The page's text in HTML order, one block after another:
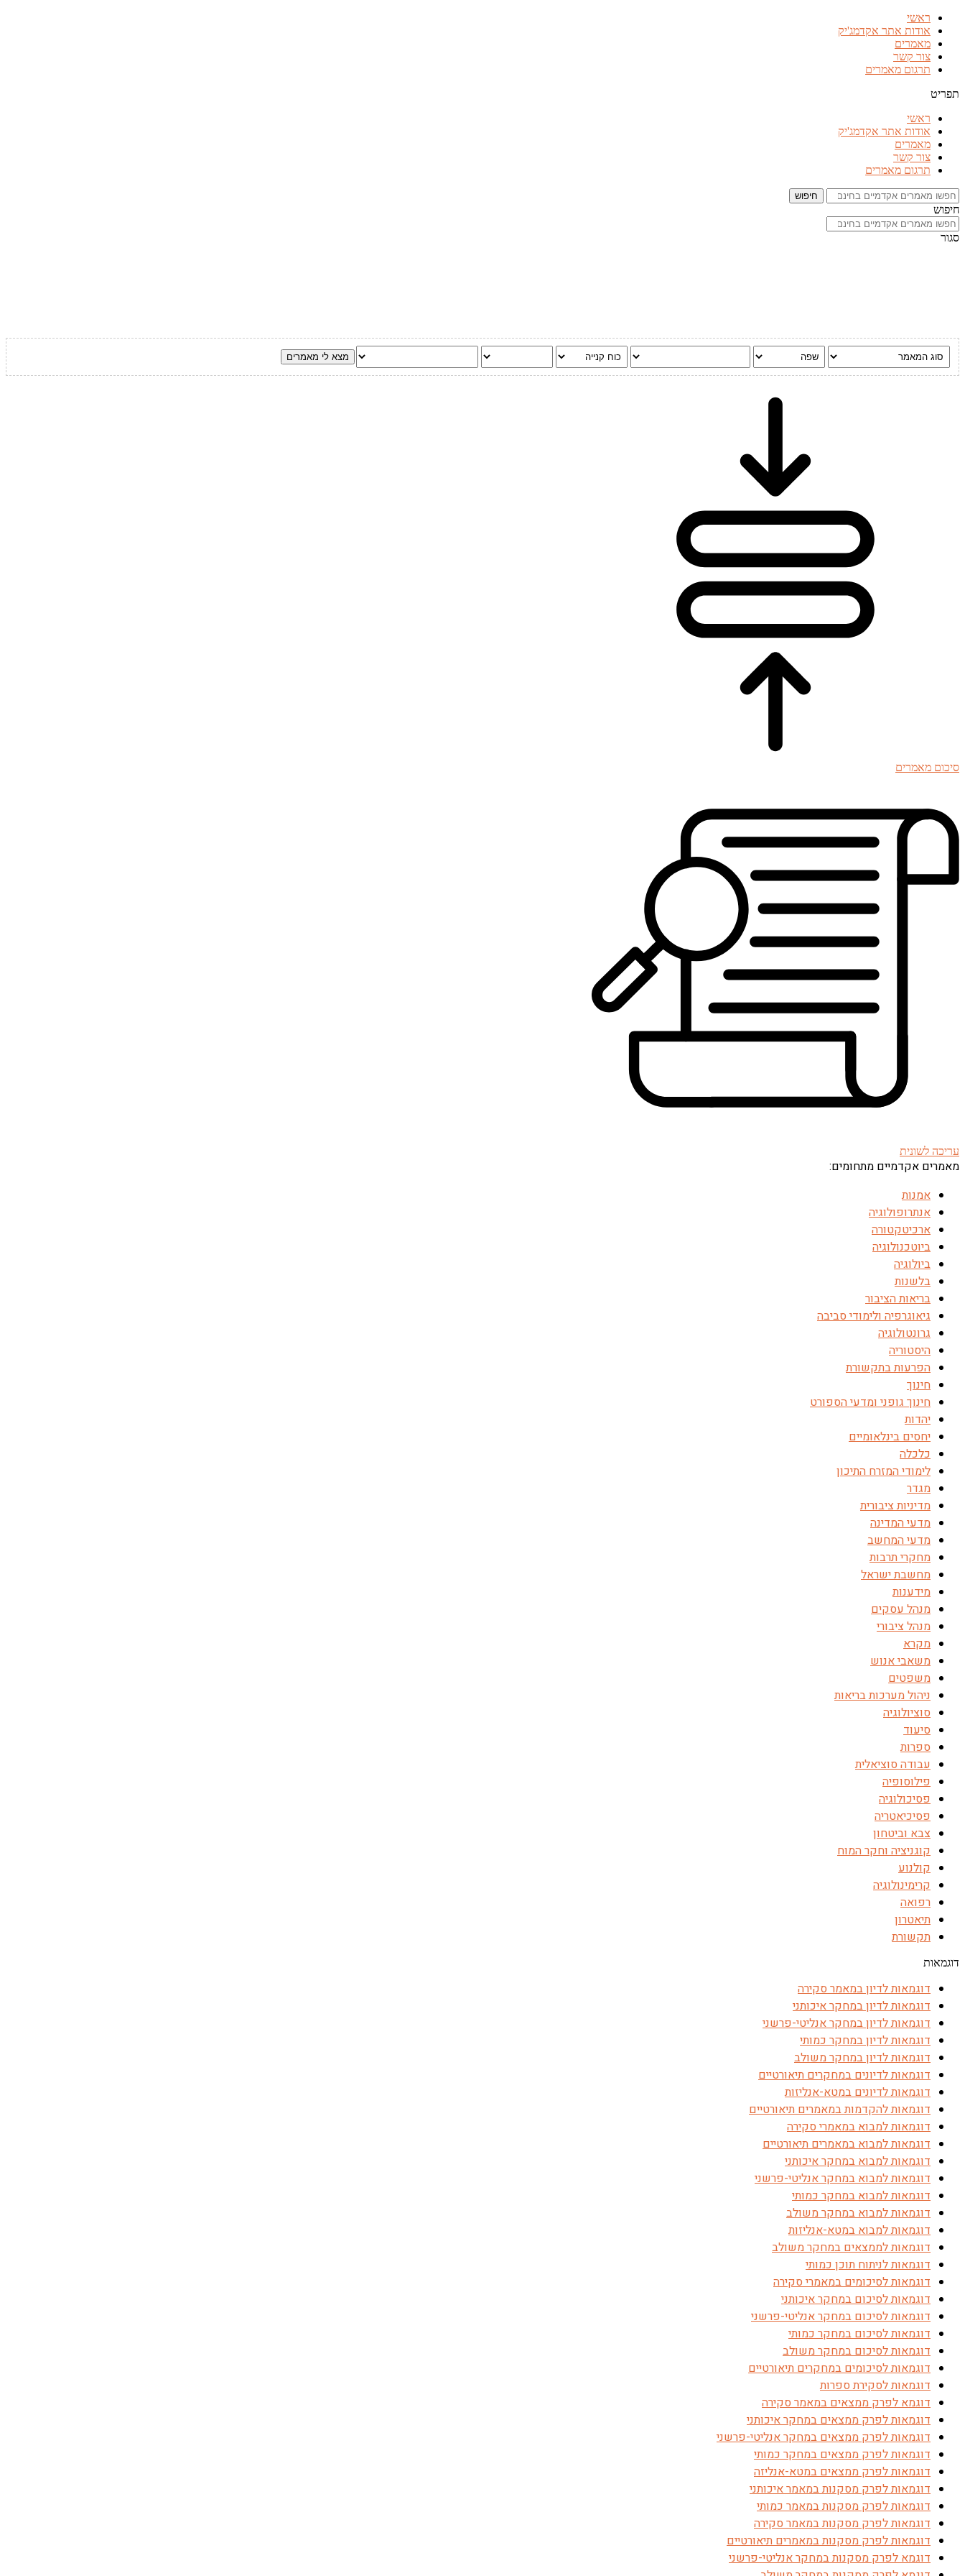
לתוכן
ראשי
אודות אתר אקדמג'יק
מאמרים
צור קשר
תרגום מאמרים
תפריט
ראשי
אודות אתר אקדמג'יק
מאמרים
צור קשר
תרגום מאמרים
חיפוש
חיפוש
סגור
סיכום מאמרים
עריכה לשונית
מאמרים אקדמיים מתחומים:
אמנות
אנתרופולוגיה
ארכיטקטורה
ביוטכנולוגיה
ביולוגיה
בלשנות
בריאות הציבור
גיאוגרפיה ולימודי סביבה
גרונטולוגיה
היסטוריה
הפרעות בתקשורת
חינוך
חינוך גופני ומדעי הספורט
יהדות
יחסים בינלאומיים
כלכלה
לימודי המזרח התיכון
מגדר
מדיניות ציבורית
מדעי המדינה
מדעי המחשב
מחקרי תרבות
מחשבת ישראל
מידענות
מנהל עסקים
מנהל ציבורי
מקרא
משאבי אנוש
משפטים
ניהול מערכות בריאות
סוציולוגיה
סיעוד
ספרות
עבודה סוציאלית
פילוסופיה
פסיכולוגיה
פסיכיאטריה
צבא וביטחון
קוגניציה וחקר המוח
קולנוע
קרימינולוגיה
רפואה
תיאטרון
תקשורת
דוגמאות
דוגמאות לדיון במאמר סקירה
דוגמאות לדיון במחקר איכותני
דוגמאות לדיון במחקר אנליטי-פרשני
דוגמאות לדיון במחקר כמותי
דוגמאות לדיון במחקר משולב
דוגמאות לדיונים במחקרים תיאורטיים
דוגמאות לדיונים במטא-אנליזות
דוגמאות להקדמות במאמרים תיאורטיים
דוגמאות למבוא במאמרי סקירה
דוגמאות למבוא במאמרים תיאורטיים
דוגמאות למבוא במחקר איכותני
דוגמאות למבוא במחקר אנליטי-פרשני
דוגמאות למבוא במחקר כמותי
דוגמאות למבוא במחקר משולב
דוגמאות למבוא במטא-אנליזות
דוגמאות לממצאים במחקר משולב
דוגמאות לניתוח תוכן כמותי
דוגמאות לסיכומים במאמרי סקירה
דוגמאות לסיכום במחקר איכותני
דוגמאות לסיכום במחקר אנליטי-פרשני
דוגמאות לסיכום במחקר כמותי
דוגמאות לסיכום במחקר משולב
דוגמאות לסיכומים במחקרים תיאורטיים
דוגמאות לסקירת ספרות
דוגמא לפרק ממצאים במאמר סקירה
דוגמאות לפרק ממצאים במחקר איכותני
דוגמאות לפרק ממצאים במחקר אנליטי-פרשני
דוגמאות לפרק ממצאים במחקר כמותי
דוגמאות לפרק ממצאים במטא-אנליזה
דוגמאות לפרק מסקנות במאמר איכותני
דוגמאות לפרק מסקנות במאמר כמותי
דוגמאות לפרק מסקנות במאמר סקירה
דוגמאות לפרק מסקנות במאמרים תיאורטיים
דוגמא לפרק מסקנות במחקר אנליטי-פרשני